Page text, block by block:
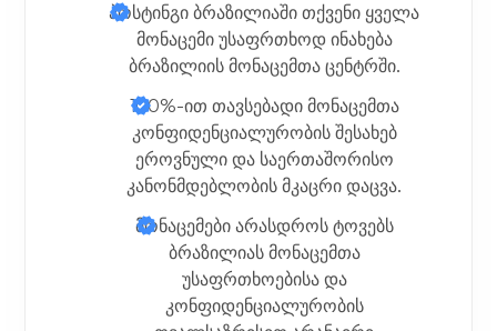
ჰოსტინგი ბრაზილიაში თქვენი ყველა
მონაცემი უსაფრთხოდ ინახება
ბრაზილიის მონაცემთა ცენტრში.
100%-ით თავსებადიმონაცემთა
კონფიდენციალურობის შესახებ
ეროვნული და საერთაშორისო
კანონმდებლობის მკაცრი დაცვა.
მონაცემები არასდროს ტოვებს
ბრაზილიასმონაცემთა
უსაფრთხოებისა და
კონფიდენციალურობის